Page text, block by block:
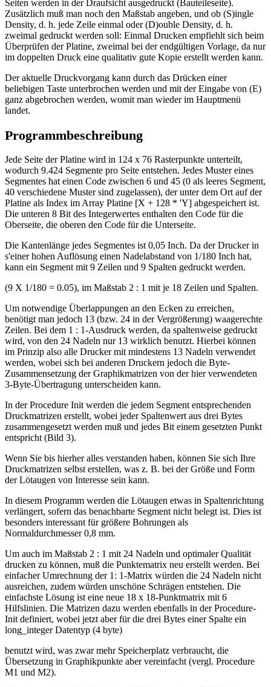
Seiten werden in der Draufsicht ausgedruckt (Bauteileseite).
Zusätzlich muß man noch den Maßstab angeben, und ob (S)ingle
Density, d. h. jede Zeile einmal oder (D)ouble Density, d. h.
zweimal gedruckt werden soll: Einmal Drucken empfiehlt sich beim
Überprüfen der Platine, zweimal bei der endgültigen Vorlage, da nur
im doppelten Druck eine qualitativ gute Kopie erstellt werden kann.
Der aktuelle Druckvorgang kann durch das Drücken einer
beliebigen Taste unterbrochen werden und mit der Eingabe von (E)
ganz abgebrochen werden, womit man wieder im Hauptmenü
landet.
Programmbeschreibung
Jede Seite der Platine wird in 124 x 76 Rasterpunkte unterteilt,
wodurch 9.424 Segmente pro Seite entstehen. Jedes Muster eines
Segmentes hat einen Code zwischen 6 und 45 (0 als leeres Segment,
40 verschiedene Muster sind zugelassen), der unter dem Ort auf der
Platine als Index im Array Platine [X + 128 * 'Y] abgespeichert ist.
Die unteren 8 Bit des Integerwertes enthalten den Code für die
Oberseite, die oberen den Code für die Unterseite.
Die Kantenlänge jedes Segmentes ist 0,05 Inch. Da der Drucker in
s'einer hohen Auflösung einen Nadelabstand von 1/180 Inch hat,
kann ein Segment mit 9 Zeilen und 9 Spalten gedruckt werden.
(9 X 1/180 = 0.05), im Maßstab 2 : 1 mit je 18 Zeilen und Spalten.
Um notwendige Überlappungen an den Ecken zu erreichen,
benötigt man jedoch 13 (bzw. 24 in der Vergrößerung) waagerechte
Zeilen. Bei dem 1 : 1-Ausdruck werden, da spaltenweise gedruckt
wird, von den 24 Nadeln nur 13 wirklich benutzt. Hierbei können
im Prinzip also alle Drucker mit mindestens 13 Nadeln verwendet
werden, wobei sich bei anderen Druckern jedoch die Byte-
Zusammensetzung der Graphikmatrizen von der hier verwendeten
3-Byte-Übertragung unterscheiden kann.
In der Procedure Init werden die jedem Segment entsprechenden
Druckmatrizen erstellt, wobei jeder Spaltenwert aus drei Bytes
zusammengesetzt werden muß und jedes Bit einem gesetzten Punkt
entspricht (Bild 3).
Wenn Sie bis hierher alles verstanden haben, können Sie sich Ihre
Druckmatrizen selbst erstellen, was z. B. bei der Größe und Form
der Lötaugen von Interesse sein kann.
In diesem Programm werden die Lötaugen etwas in Spaltenrichtung
verlängert, sofern das benachbarte Segment nicht belegt ist. Dies ist
besonders interessant für größere Bohrungen als
Normaldurchmesser 0,8 mm.
Um auch im Maßstab 2 : 1 mit 24 Nadeln und optimaler Qualität
drucken zu können, muß die Punktematrix neu erstellt werden. Bei
einfacher Umrechnung der 1: 1-Matrix würden die 24 Nadeln nicht
ausreichen, zudem würden unschöne Schrägen entstehen. Die
einfachste Lösung ist eine neue 18 x 18-Punktmatrix mit 6
Hilfslinien. Die Matrizen dazu werden ebenfalls in der Procedure-
Init definiert, wobei jetzt aber für die drei Bytes einer Spalte ein
long_integer Datentyp (4 byte)
benutzt wird, was zwar mehr Speicherplatz verbraucht, die
Übersetzung in Graphikpunkte aber vereinfacht (vergl. Procedure
M1 und M2).